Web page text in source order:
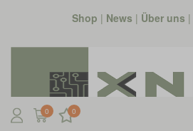
Shop | News | Über uns |
0 0